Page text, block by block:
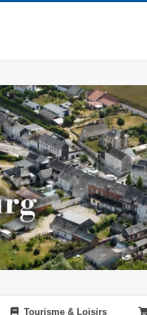
Tourisme & Loisirs